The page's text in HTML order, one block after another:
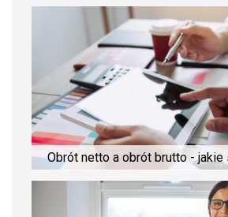
Obrót netto a obrót brutto - jakie